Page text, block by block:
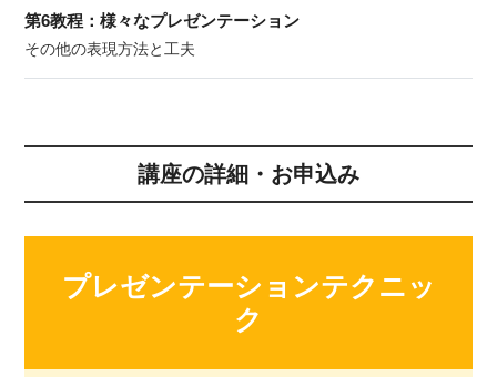
第6教程：様々なプレゼンテーション
その他の表現方法と工夫
講座の詳細・お申込み
プレゼンテーションテクニッ
ク